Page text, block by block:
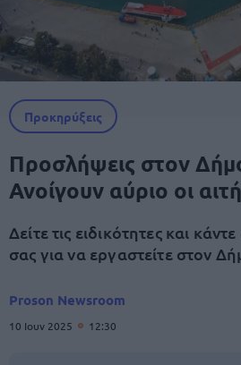
Προκηρύξεις
Προσλήψεις στον
Ανοίγουν αύριο οι
Δείτε τις ειδικότητες και
σας για να εργαστείτε στον
Proson Newsroom
10 Ιουν 2025 12:30